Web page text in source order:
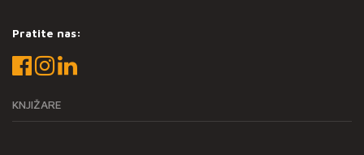
Pratite nas:
KNJIŽARE